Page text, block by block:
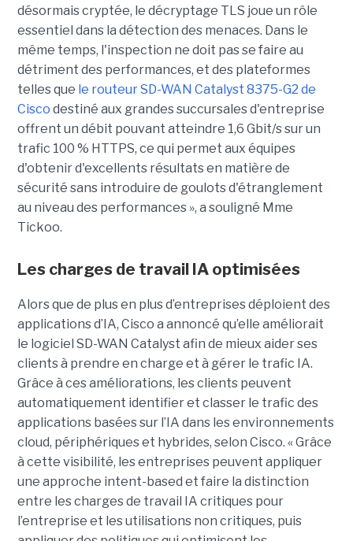
désormais cryptée, le décryptage TLS joue un rôle
essentiel dans la détection des menaces. Dans le
même temps, l'inspection ne doit pas se faire au
détriment des performances, et des plateformes
telles que le routeur SD-WAN Catalyst 8375-G2 de
Cisco destiné aux grandes succursales d'entreprise
offrent un débit pouvant atteindre 1,6 Gbit/s sur un
trafic 100 % HTTPS, ce qui permet aux équipes
d'obtenir d'excellents résultats en matière de
sécurité sans introduire de goulots d'étranglement
au niveau des performances », a souligné Mme
Tickoo.
Les charges de travail IA optimisées
Alors que de plus en plus d’entreprises déploient des
applications d’IA, Cisco a annoncé qu’elle améliorait
le logiciel SD-WAN Catalyst afin de mieux aider ses
clients à prendre en charge et à gérer le trafic IA.
Grâce à ces améliorations, les clients peuvent
automatiquement identifier et classer le trafic des
applications basées sur l’IA dans les environnements
cloud, périphériques et hybrides, selon Cisco. « Grâce
à cette visibilité, les entreprises peuvent appliquer
une approche intent-based et faire la distinction
entre les charges de travail IA critiques pour
l’entreprise et les utilisations non critiques, puis